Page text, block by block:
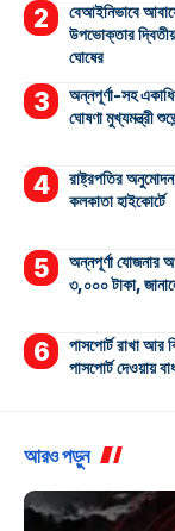
বেআইনিভাবে
উপভোক্তার দ্বিতীয়
ঘোষের
অন্নপূর্ণা-সহ
ঘোষণা মুখ্যমন্ত্রী
রাষ্ট্রপতির
কলকাতা হাইকোর্টে
অন্নপূর্ণা যোজনার
৩,০০০ টাকা,
পাসপোর্ট রাখা আর
পাসপোর্ট দেওয়ায়
আরও পড়ুন